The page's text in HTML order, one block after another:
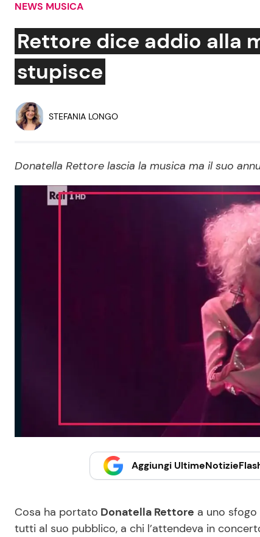
Social News
News dal mondo
Mondo Mamma
Viaggi e Turismo
Festività
NEWS MUSICA
Rettore dice addio alla
stupisce
STEFANIA LONGO
Donatella Rettore lascia la musica ma il suo
Aggiungi
Cosa ha portato Donatella Rettore a uno
tutti al suo pubblico, a chi l’attendeva in